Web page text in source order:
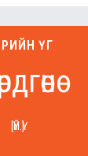
ҮГ
[ҮЙ.Ү]